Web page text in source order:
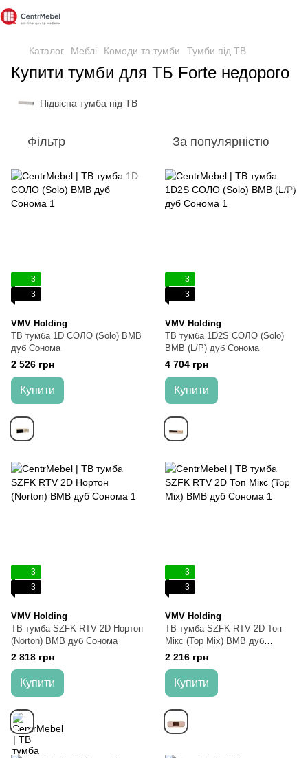
Каталог Меблі Комоди та тумби Тумби під ТВ
Купити тумби для ТБ Forte недорого
Підвісна тумба під ТВ
Фільтр За популярністю
3
3
VMV Holding
ТВ тумба 1D СОЛО (Solo) ВМВ
дуб Сонома
2 526 грн
Купити
3
3
VMV Holding
ТВ тумба 1D2S СОЛО (Solo)
ВМВ (L/P) дуб Сонома
4 704 грн
Купити
3
3
VMV Holding
ТВ тумба SZFK RTV 2D Нортон
(Norton) ВМВ дуб Сонома
2 818 грн
Купити
3
3
VMV Holding
ТВ тумба SZFK RTV 2D Топ
Мікс (Top Mix) ВМВ дуб
Сонома
2 216 грн
Купити